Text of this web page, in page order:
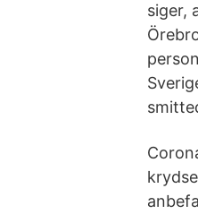
siger,